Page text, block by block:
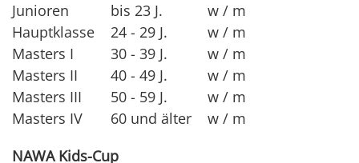
Junioren
bis 23 J.
w / m
Hauptklasse
24 - 29 J.
w / m
Masters I
30 - 39 J.
w / m
Masters II
40 - 49 J.
w / m
Masters III
50 - 59 J.
w / m
Masters IV
60 und älter
w / m
NAWA Kids-Cup